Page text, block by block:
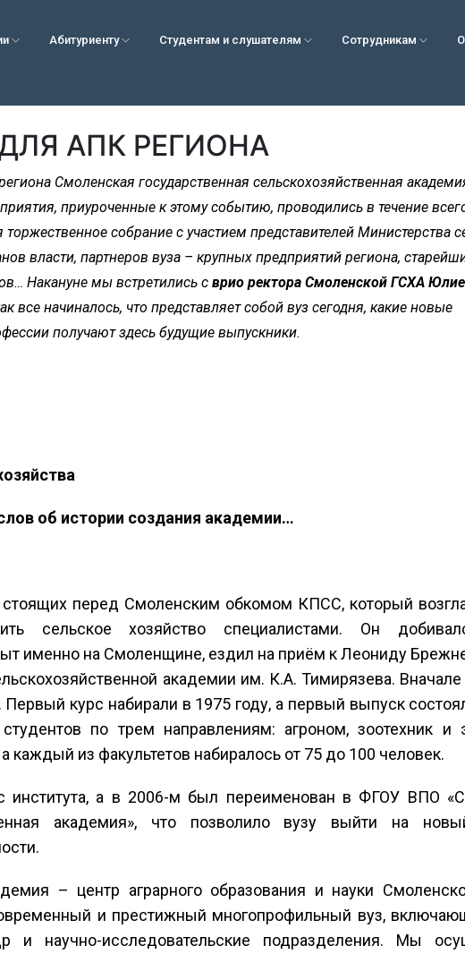
Абитуриенту Студентам и слушателям Сотрудникам
АПК РЕГИОНА
Смоленская государственная сельскохозяйственная
приуроченные к этому событию, проводились в течение
собрание с участием представителей Министерства
власти, партнеров вуза – крупных предприятий региона,
Накануне мы встретились с врио ректора Смоленской ГСХА
все начиналось, что представляет собой вуз сегодня, какие новые
получают здесь будущие выпускники.
об истории создания академии…
перед Смоленским обкомом КПСС, который
сельское хозяйство специалистами. Он
именно на Смоленщине, ездил на приём к Леониду
академии им. К.А. Тимирязева.
Первый курс набирали в 1975 году, а первый выпуск
по трем направлениям: агроном, зоотехник и
каждый из факультетов набиралось от 75 до 100 человек.
института, а в 2006-м был переименован в ФГОУ ВПО
академия», что позволило вузу выйти на
– центр аграрного образования и науки
и престижный многопрофильный вуз,
и научно-исследовательские подразделения. Мы